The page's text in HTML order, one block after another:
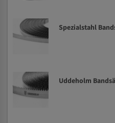
Spezialstahl
Uddeholm